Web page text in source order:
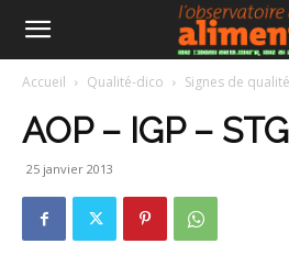
Accueil Qualité-dico Signes de qualité
AOP – IGP – STG
25 janvier 2013